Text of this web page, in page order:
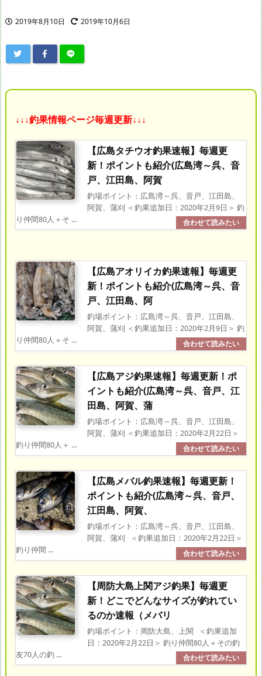
2019年8月10日 2019年10月6日
↓↓↓釣果情報ページ毎週更新↓↓↓
【広島タチウオ釣果速報】毎週更
新！ポイントも紹介(広島湾～呉、音
戸、江田島、阿賀
釣場ポイント：広島湾～呉、音戸、江田島、
阿賀、蒲刈 ＜釣果追加日：2020年2月9日＞ 釣
り仲間80人＋そ ...
【広島アオリイカ釣果速報】毎週更
新！ポイントも紹介(広島湾～呉、音
戸、江田島、阿
釣場ポイント：広島湾～呉、音戸、江田島、
阿賀、蒲刈 ＜釣果追加日：2020年2月9日＞ 釣
り仲間80人＋そ ...
【広島アジ釣果速報】毎週更新！ポ
イントも紹介(広島湾～呉、音戸、江
田島、阿賀、蒲
釣場ポイント：広島湾～呉、音戸、江田島、
阿賀、蒲刈 ＜釣果追加日：2020年2月22日＞
釣り仲間80人＋ ...
【広島メバル釣果速報】毎週更新！
ポイントも紹介(広島湾～呉、音戸、
江田島、阿賀、
釣場ポイント：広島湾～呉、音戸、江田島、
阿賀、蒲刈 ＜釣果追加日：2020年2月22日＞
釣り仲間 ...
【周防大島上関アジ釣果】毎週更
新！どこでどんなサイズが釣れてい
るのか速報（メバリ
釣場ポイント：周防大島、上関 ＜釣果追加
日：2020年2月22日＞ 釣り仲間80人＋その釣
友70人の釣 ...